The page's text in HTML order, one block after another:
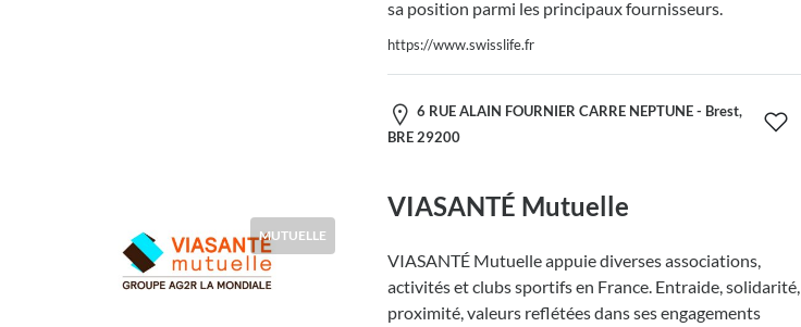
sa position parmi les principaux fournisseurs.
https://www.swisslife.fr
6 RUE ALAIN FOURNIER CARRE NEPTUNE - Brest,
BRE 29200
MUTUELLE
VIASANTÉ Mutuelle
VIASANTÉ Mutuelle appuie diverses associations,
activités et clubs sportifs en France. Entraide, solidarité,
proximité, valeurs reflétées dans ses engagements